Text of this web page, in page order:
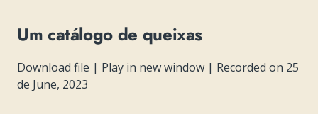
Um catálogo de queixas
Download file | Play in new window | Recorded on 25
de June, 2023